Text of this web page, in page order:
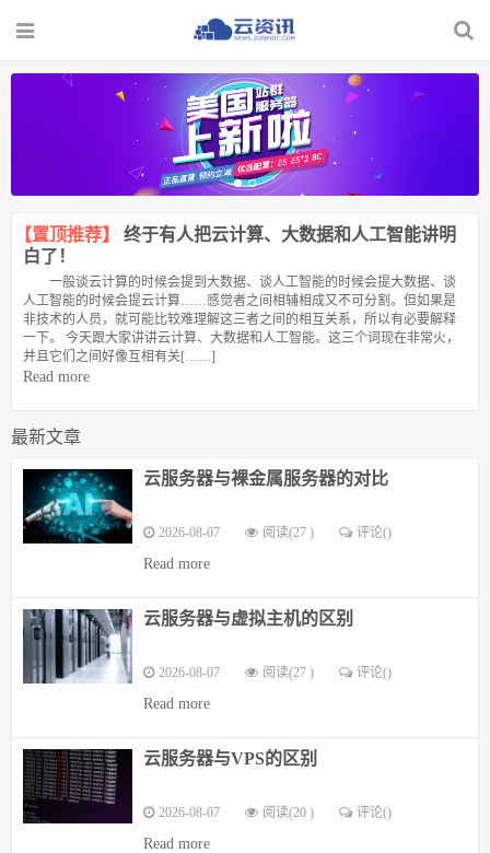
【置顶推荐】
终于有人把云计算、大数据和人工智能讲明
白了！
一般谈云计算的时候会提到大数据、谈人工智能的时候会提大数据、谈
人工智能的时候会提云计算……感觉者之间相辅相成又不可分割。但如果是
非技术的人员，就可能比较难理解这三者之间的相互关系，所以有必要解释
一下。 今天跟大家讲讲云计算、大数据和人工智能。这三个词现在非常火，
并且它们之间好像互相有关[……]
Read more
最新文章
云服务器与裸金属服务器的对比
2026-08-07 阅读(27 ) 评论()
Read more
云服务器与虚拟主机的区别
2026-08-07 阅读(27 ) 评论()
Read more
云服务器与VPS的区别
2026-08-07 阅读(20 ) 评论()
Read more